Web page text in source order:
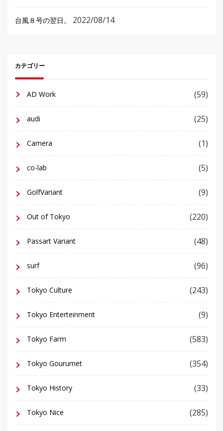
台風８号の翌日。 2022/08/14
カテゴリー
AD Work (59)
audi (25)
Camera (1)
co-lab (5)
GolfVariant (9)
Out of Tokyo (220)
Passart Variant (48)
surf (96)
Tokyo Culture (243)
Tokyo Enterteinment (9)
Tokyo Farm (583)
Tokyo Gourumet (354)
Tokyo History (33)
Tokyo Nice (285)